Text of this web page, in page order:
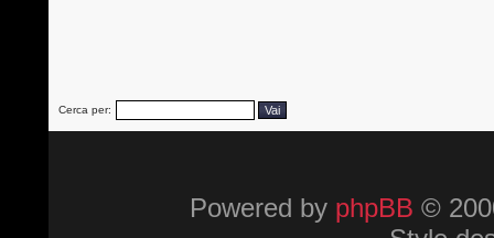
Cerca per:
Powered by phpBB ©